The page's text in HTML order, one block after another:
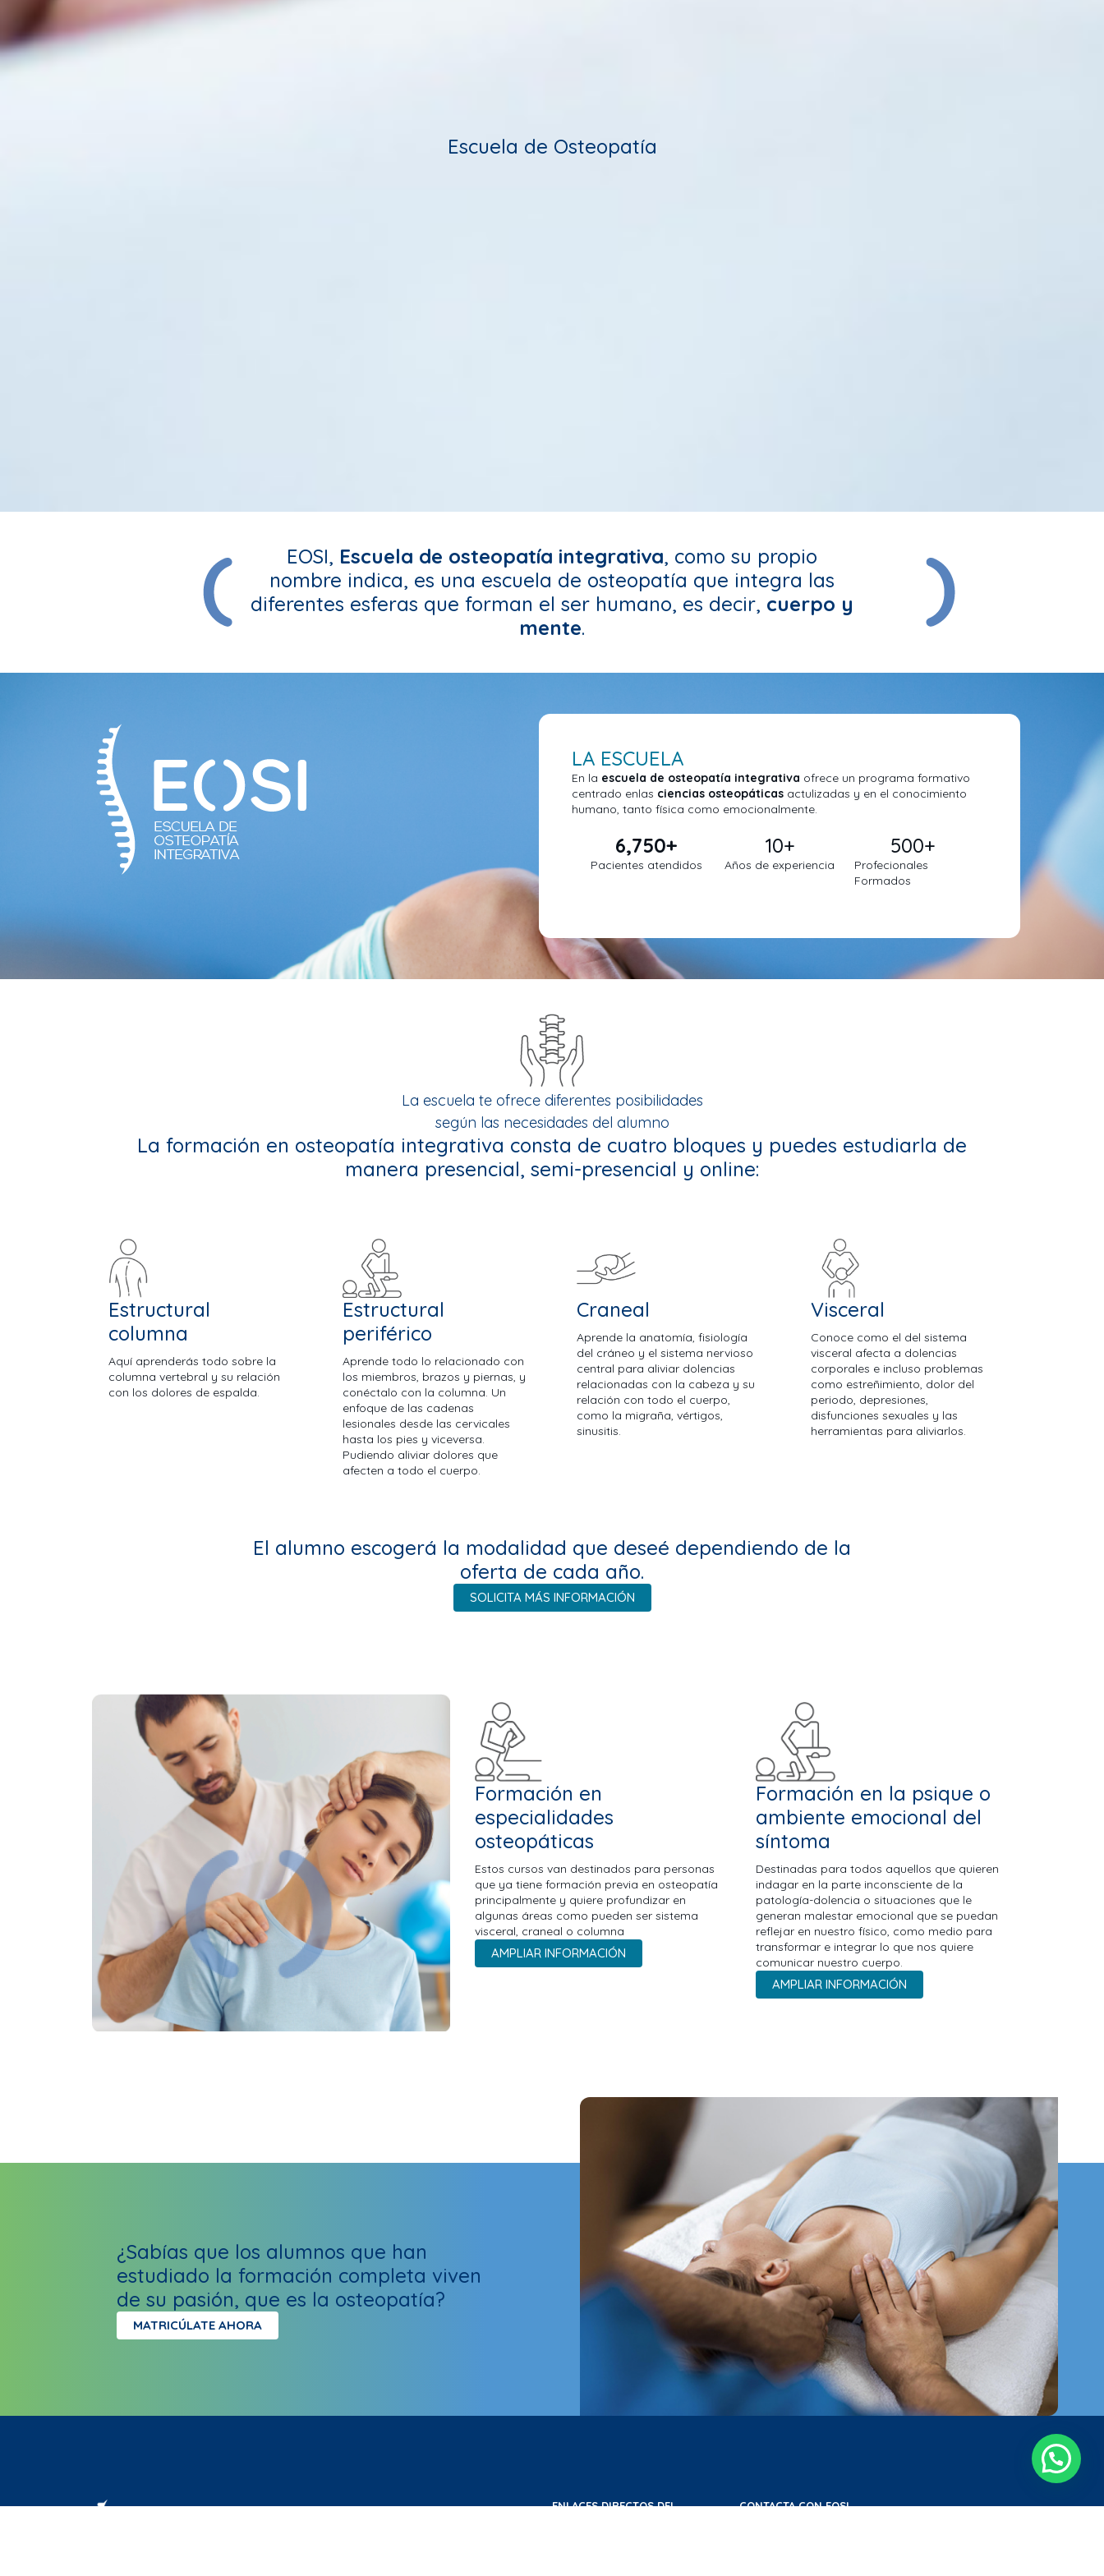
Escuela de Osteopatía
EOSI, Escuela de osteopatía integrativa, como su propio
nombre indica, es una escuela de osteopatía que integra las
diferentes esferas que forman el ser humano, es decir, cuerpo y
mente.
LA ESCUELA
En la escuela de osteopatía integrativa ofrece un programa formativo
centrado enlas ciencias osteopáticas actulizadas y en el conocimiento
humano, tanto física como emocionalmente.
Pacientes atendidos
6,750+
Años de experiencia
10+
Profecionales
Formados
500+
La escuela te ofrece diferentes posibilidades
según las necesidades del alumno
La formación en osteopatía integrativa consta de cuatro bloques y puedes estudiarla de
manera presencial, semi-presencial y online:
Estructural
columna
Aquí aprenderás todo sobre la
columna vertebral y su relación
con los dolores de espalda.
Estructural
periférico
Aprende todo lo relacionado con
los miembros, brazos y piernas, y
conéctalo con la columna. Un
enfoque de las cadenas
lesionales desde las cervicales
hasta los pies y viceversa.
Pudiendo aliviar dolores que
afecten a todo el cuerpo.
Craneal
Aprende la anatomía, fisiología
del cráneo y el sistema nervioso
central para aliviar dolencias
relacionadas con la cabeza y su
relación con todo el cuerpo,
como la migraña, vértigos,
sinusitis.
Visceral
Conoce como el del sistema
visceral afecta a dolencias
corporales e incluso problemas
como estreñimiento, dolor del
periodo, depresiones,
disfunciones sexuales y las
herramientas para aliviarlos.
El alumno escogerá la modalidad que deseé dependiendo de la
oferta de cada año.
SOLICITA MÁS INFORMACIÓN
Formación en
especialidades
osteopáticas
Estos cursos van destinados para personas
que ya tiene formación previa en osteopatía
principalmente y quiere profundizar en
algunas áreas como pueden ser sistema
visceral, craneal o columna
AMPLIAR INFORMACIÓN
Formación en la psique o
ambiente emocional del
síntoma
Destinadas para todos aquellos que quieren
indagar en la parte inconsciente de la
patología-dolencia o situaciones que le
generan malestar emocional que se puedan
reflejar en nuestro físico, como medio para
transformar e integrar lo que nos quiere
comunicar nuestro cuerpo.
AMPLIAR INFORMACIÓN
¿Sabías que los alumnos que han
estudiado la formación completa viven
de su pasión, que es la osteopatía?
MATRICÚLATE AHORA
ENLACES DIRECTOS DEL
CONTACTA CON EOSI